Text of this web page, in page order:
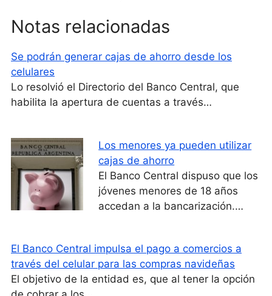
Notas relacionadas
Se podrán generar cajas de ahorro desde los
celulares
Lo resolvió el Directorio del Banco Central, que
habilita la apertura de cuentas a través…
Los menores ya pueden utilizar
cajas de ahorro
El Banco Central dispuso que los
jóvenes menores de 18 años
accedan a la bancarización.…
El Banco Central impulsa el pago a comercios a
través del celular para las compras navideñas
El objetivo de la entidad es, que al tener la opción